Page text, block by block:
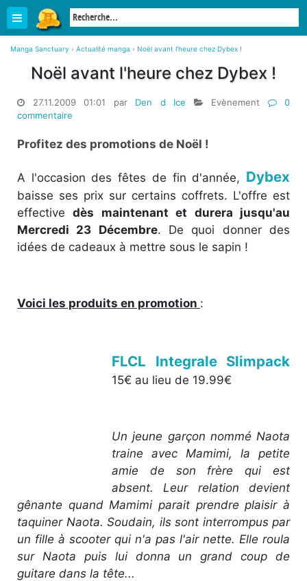
Manga Sanctuary › Actualité manga › Noël avant l'heure chez Dybex !
Noël avant l'heure chez Dybex !
27.11.2009 01:01 par Den d Ice Evènement
0
commentaire
Profitez des promotions de Noël !
A l'occasion des fêtes de fin d'année, Dybex
baisse ses prix sur certains coffrets. L'offre est
effectivedès maintenant et durera jusqu'au
Mercredi 23 Décembre. De quoi donner des
idées de cadeaux à mettre sous le sapin !
Voici les produits en promotion :
FLCL Integrale Slimpack
15€ au lieu de 19.99€
Un jeune garçon nommé Naota
traine avec Mamimi, la petite
amie de son frère qui est
absent. Leur relation devient
gênante quand Mamimi parait prendre plaisir à
taquiner Naota. Soudain, ils sont interrompus par
un fille à scooter qui n'a pas l'air nette. Elle roula
sur Naota puis lui donna un grand coup de
guitare dans la tête...